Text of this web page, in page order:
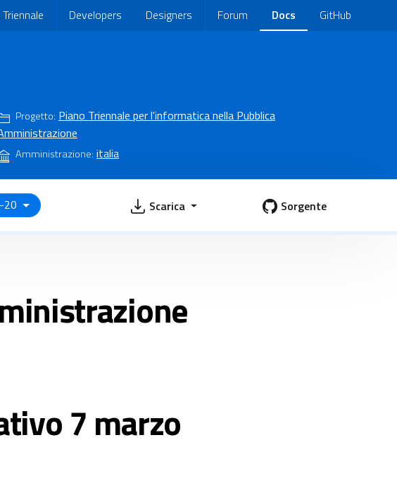
Developers Designers Forum Docs GitHub
Progetto: Piano Triennale per l'informatica nella Pubblica
Amministrazione: italia
20 Scarica Sorgente
7 marzo